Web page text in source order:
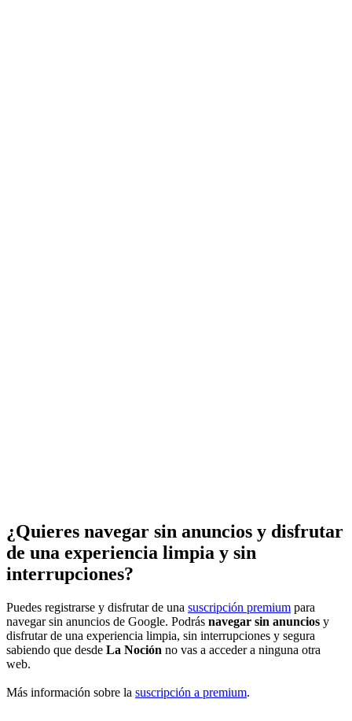
¿Quieres navegar sin anuncios y disfrutar
de una experiencia limpia y sin
interrupciones?
Puedes registrarse y disfrutar de una suscripción premium para
navegar sin anuncios de Google. Podrás navegar sin anuncios y
disfrutar de una experiencia limpia, sin interrupciones y segura
sabiendo que desde La Noción no vas a acceder a ninguna otra
web.
Más información sobre la suscripción a premium.